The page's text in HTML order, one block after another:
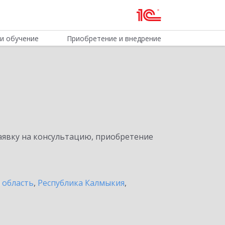
обучение Приобретение и внедрение
на консультацию, приобретение
, Республика Калмыкия,